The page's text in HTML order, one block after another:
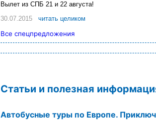
Вылет из СПБ 21 и 22 августа!
30.07.2015 читать целиком
Все спецпредложения
Статьи и полезная
Автобусные туры по Европе.